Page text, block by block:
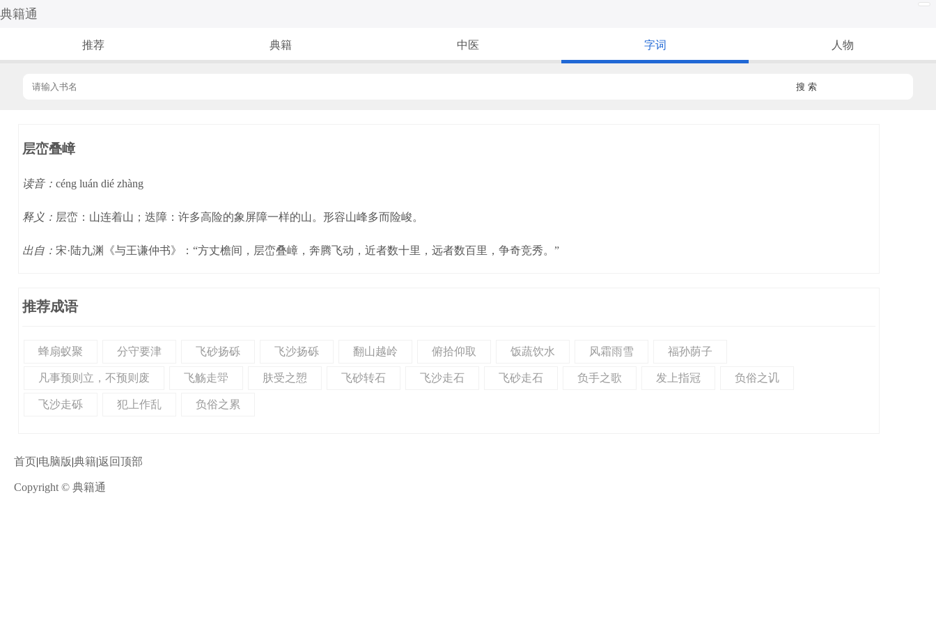
典籍通
推荐 典籍 中医 字词 人物
搜 索
层峦叠嶂
读音： céng luán dié zhàng
释义： 层峦：山连着山；迭障：许多高险的象屏障一样的山。形容山峰多而险峻。
出自： 宋·陆九渊《与王谦仲书》：“方丈檐间，层峦叠嶂，奔腾飞动，近者数十里，远者数百里，争奇竞秀。”
推荐成语
蜂扇蚁聚 分守要津 飞砂扬砾 飞沙扬砾 翻山越岭 俯拾仰取 饭蔬饮水 风霜雨雪 福孙荫子
凡事预则立，不预则废 飞觞走斝 肤受之愬 飞砂转石 飞沙走石 飞砂走石 负手之歌 发上指冠 负俗之讥
飞沙走砾 犯上作乱 负俗之累
首页|电脑版|典籍|返回顶部
Copyright © 典籍通